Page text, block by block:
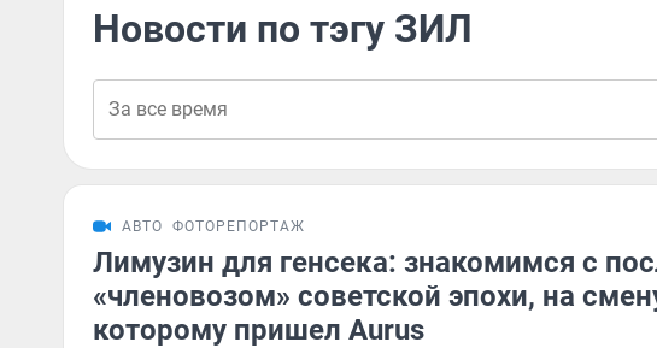
Новости по тэгу ЗИЛ
АВТО ФОТОРЕПОРТАЖ
Лимузин для генсека: знакомимся с
«членовозом» советской эпохи, на
которому пришел Aurus